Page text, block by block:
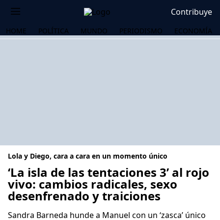
Contribuye
HOME POLÍTICA MUNDO PERIODISMO ECONOMÍA
Lola y Diego, cara a cara en un momento único
‘La isla de las tentaciones 3’ al rojo
vivo: cambios radicales, sexo
desenfrenado y traiciones
Sandra Barneda hunde a Manuel con un ‘zasca’ único